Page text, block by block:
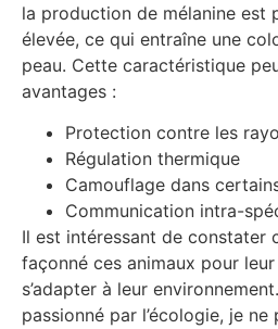
la production de mélanine est
élevée, ce qui entraîne une
peau. Cette caractéristique
avantages :
Protection contre les
Régulation thermique
Camouflage dans
Communication intra-
Il est intéressant de constater
façonné ces animaux pour
s’adapter à leur
passionné par l’écologie, je ne